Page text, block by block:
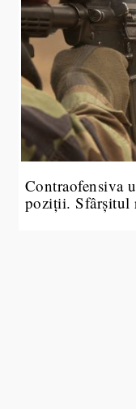
Contraofensiva
poziții. Sfârșitul